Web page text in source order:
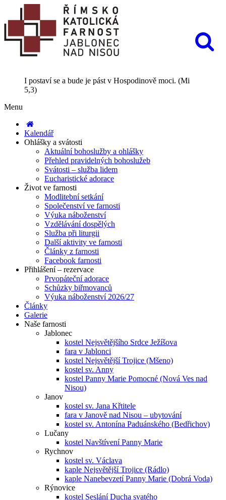
I postaví se a bude je pást v Hospodinově moci. (Mi
5,3)
Menu
Kalendář
Ohlášky a svátosti
Aktuální bohoslužby a ohlášky
Přehled pravidelných bohoslužeb
Svátosti – služba lidem
Eucharistické adorace
Život ve farnosti
Modlitební setkání
Společenství ve farnosti
Výuka náboženství
Vzdělávání dospělých
Služba při liturgii
Další aktivity ve farnosti
Články z farnosti
Facebook farnosti
Přihlášení – rezervace
Prvopáteční adorace
Schůzky biřmovanců
Výuka náboženství 2026/27
Články
Galerie
Naše farnosti
Jablonec
kostel Nejsvětějšího Srdce Ježíšova
fara v Jablonci
kostel Nejsvětější Trojice (Mšeno)
kostel sv. Anny
kostel Panny Marie Pomocné (Nová Ves nad
Nisou)
Janov
kostel sv. Jana Křtitele
fara v Janově nad Nisou – ubytování
kostel sv. Antonína Paduánského (Bedřichov)
Lučany
kostel Navštívení Panny Marie
Rychnov
kostel sv. Václava
kaple Nejsvětější Trojice (Rádlo)
kaple Nanebevzetí Panny Marie (Dobrá Voda)
Rýnovice
kostel Seslání Ducha svatého